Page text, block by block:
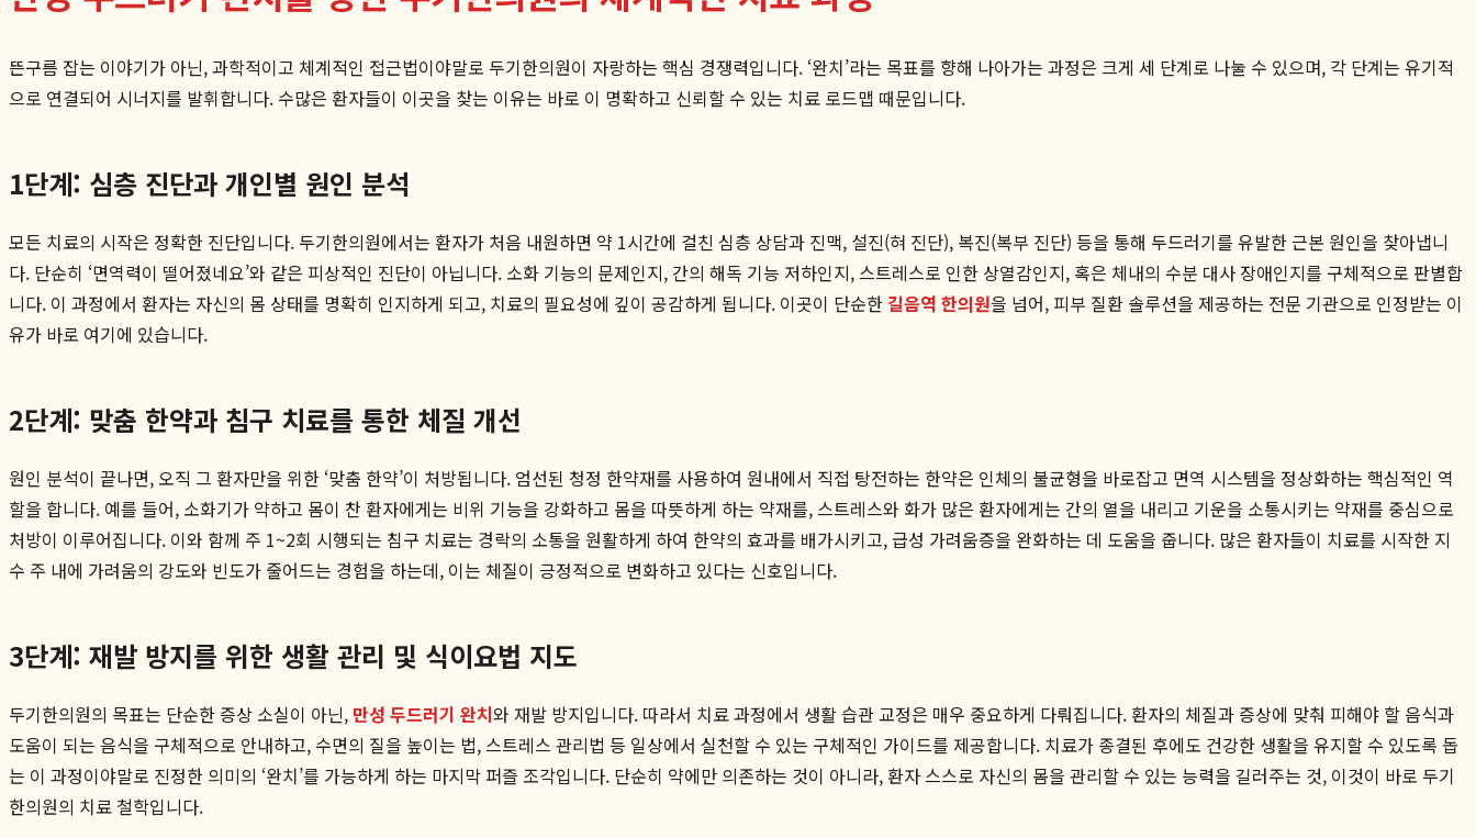
뜬구름 잡는 이야기가 아닌, 과학적이고 체계적인 접근법이야말로 두기한의원이 자랑하는 핵심 경쟁력입니다. ‘완치’라는 목표를 향해 나아가는 과정은 크게 세 단계로 나눌 수 있으며, 각 단계는 유기적
으로 연결되어 시너지를 발휘합니다. 수많은 환자들이 이곳을 찾는 이유는 바로 이 명확하고 신뢰할 수 있는 치료 로드맵 때문입니다.
1단계: 심층 진단과 개인별 원인 분석
모든 치료의 시작은 정확한 진단입니다. 두기한의원에서는 환자가 처음 내원하면 약 1시간에 걸친 심층 상담과 진맥, 설진(혀 진단), 복진(복부 진단) 등을 통해 두드러기를 유발한 근본 원인을 찾아냅니
다. 단순히 ‘면역력이 떨어졌네요’와 같은 피상적인 진단이 아닙니다. 소화 기능의 문제인지, 간의 해독 기능 저하인지, 스트레스로 인한 상열감인지, 혹은 체내의 수분 대사 장애인지를 구체적으로 판별합
니다. 이 과정에서 환자는 자신의 몸 상태를 명확히 인지하게 되고, 치료의 필요성에 깊이 공감하게 됩니다. 이곳이 단순한 길음역 한의원을 넘어, 피부 질환 솔루션을 제공하는 전문 기관으로 인정받는 이
유가 바로 여기에 있습니다.
2단계: 맞춤 한약과 침구 치료를 통한 체질 개선
원인 분석이 끝나면, 오직 그 환자만을 위한 ‘맞춤 한약’이 처방됩니다. 엄선된 청정 한약재를 사용하여 원내에서 직접 탕전하는 한약은 인체의 불균형을 바로잡고 면역 시스템을 정상화하는 핵심적인 역
할을 합니다. 예를 들어, 소화기가 약하고 몸이 찬 환자에게는 비위 기능을 강화하고 몸을 따뜻하게 하는 약재를, 스트레스와 화가 많은 환자에게는 간의 열을 내리고 기운을 소통시키는 약재를 중심으로
처방이 이루어집니다. 이와 함께 주 1~2회 시행되는 침구 치료는 경락의 소통을 원활하게 하여 한약의 효과를 배가시키고, 급성 가려움증을 완화하는 데 도움을 줍니다. 많은 환자들이 치료를 시작한 지
수 주 내에 가려움의 강도와 빈도가 줄어드는 경험을 하는데, 이는 체질이 긍정적으로 변화하고 있다는 신호입니다.
3단계: 재발 방지를 위한 생활 관리 및 식이요법 지도
두기한의원의 목표는 단순한 증상 소실이 아닌, 만성 두드러기 완치와 재발 방지입니다. 따라서 치료 과정에서 생활 습관 교정은 매우 중요하게 다뤄집니다. 환자의 체질과 증상에 맞춰 피해야 할 음식과
도움이 되는 음식을 구체적으로 안내하고, 수면의 질을 높이는 법, 스트레스 관리법 등 일상에서 실천할 수 있는 구체적인 가이드를 제공합니다. 치료가 종결된 후에도 건강한 생활을 유지할 수 있도록 돕
는 이 과정이야말로 진정한 의미의 ‘완치’를 가능하게 하는 마지막 퍼즐 조각입니다. 단순히 약에만 의존하는 것이 아니라, 환자 스스로 자신의 몸을 관리할 수 있는 능력을 길러주는 것, 이것이 바로 두기
한의원의 치료 철학입니다.